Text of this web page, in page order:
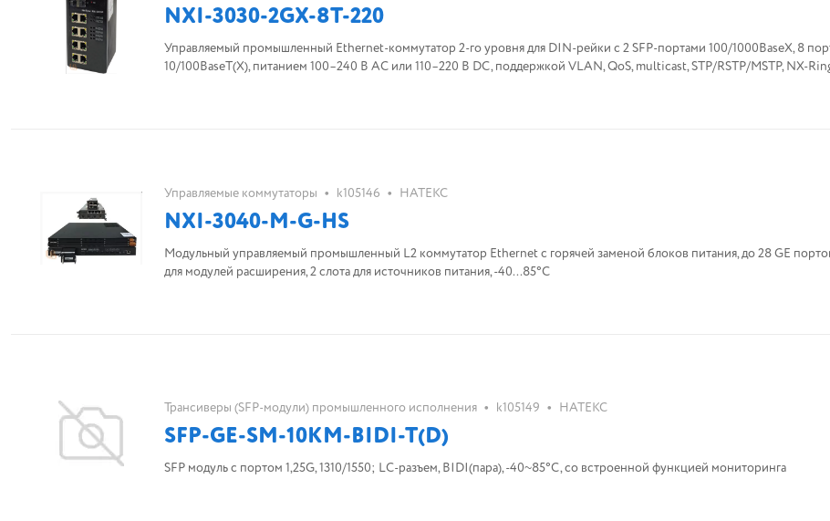
NXI-3030-2GX-8T-220
Управляемый промышленный Ethernet-коммутатор 2-го уровня для DIN-рейки с 2 SFP-портами 100/1000BaseX, 8
10/100BaseT(X), питанием 100–240 В AC или 110–220 В DC, поддержкой VLAN, QoS, multicast, STP/RSTP/MSTP, NX-
Управляемые коммутаторы • k105146 • НАТЕКС
NXI-3040-M-G-HS
Модульный управляемый промышленный L2 коммутатор Ethernet с горячей заменой блоков питания, до 28 GE
для модулей расширения, 2 слота для источников питания, -40...85°C
Трансиверы (SFP-модули) промышленного исполнения • k105149 • НАТЕКС
SFP-GE-SM-10KM-BIDI-T(D)
SFP модуль с портом 1,25G, 1310/1550; LC-разъем, BIDI(пара), -40~85°C, со встроенной функцией мониторинга